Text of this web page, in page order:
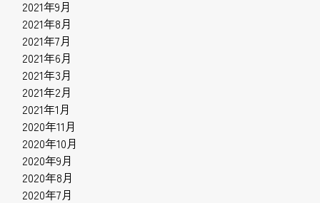
2021年9月
2021年8月
2021年7月
2021年6月
2021年3月
2021年2月
2021年1月
2020年11月
2020年10月
2020年9月
2020年8月
2020年7月